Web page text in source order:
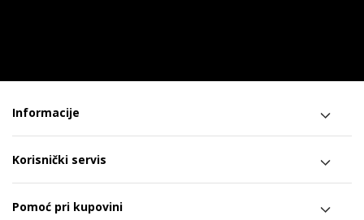
Informacije
Korisnički servis
Pomoć pri kupovini